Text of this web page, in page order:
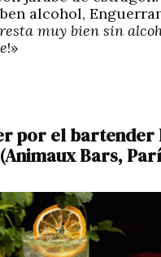
alcohol,
muy bien sin
!»
por el bartender
Bars,